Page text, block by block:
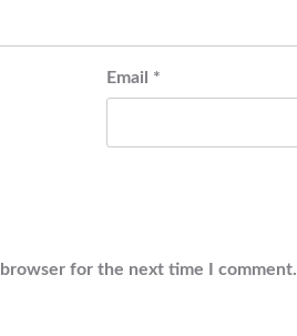
Email *
for the next time I comment.